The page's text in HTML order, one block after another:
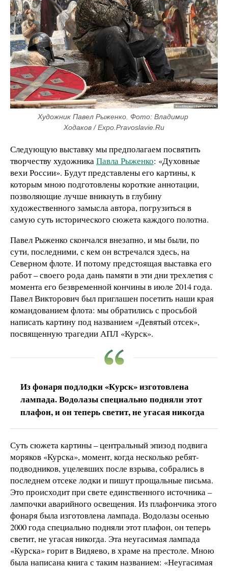
Художник Павел Рыженко. Фото: Владимир
Ходаков / Expo.Pravoslavie.Ru
Следующую выставку мы предполагаем посвятить
творчеству художникаПавла Рыженко: «Духовные
вехи России». Будут представлены его картины, к
которым мною подготовлены короткие аннотации,
позволяющие лучше вникнуть в глубину
художественного замысла автора, погрузиться в
самую суть исторического сюжета каждого полотна.
Павел Рыженко скончался внезапно, и мы были, по
сути, последними, с кем он встречался здесь, на
Северном флоте. И потому предстоящая выставка его
работ – своего рода дань памяти в эти дни трехлетия с
момента его безвременной кончины в июле 2014 года.
Павел Викторович был приглашен посетить наши края
командованием флота: мы обратились с просьбой
написать картину под названием «Девятый отсек»,
посвященную трагедии АПЛ «Курск».
Из фонаря подлодки «Курск» изготовлена
лампада. Водолазы специально подняли этот
плафон, и он теперь светит, не угасая никогда
Суть сюжета картины – центральный эпизод подвига
моряков «Курска», момент, когда несколько ребят-
подводников, уцелевших после взрыва, собрались в
последнем отсеке лодки и пишут прощальные письма.
Это происходит при свете единственного источника –
лампочки аварийного освещения. Из плафончика этого
фонаря была изготовлена лампада. Водолазы осенью
2000 года специально подняли этот плафон, он теперь
светит, не угасая никогда. Эта неугасимая лампада
«Курска» горит в Видяево, в храме на престоле. Мною
была написана книга с таким названием: «Неугасимая